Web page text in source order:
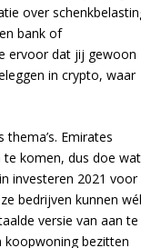
over
bank of
ervoor dat jij gewoon
in crypto, waar
Emirates
te komen, dus doe wat
investeren 2021 voor
bedrijven kunnen
versie van aan te
koopwoning bezitten